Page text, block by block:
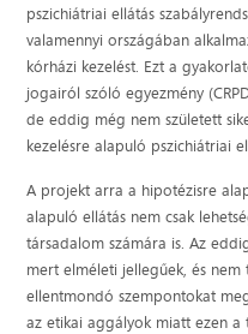
pszichiátriai ellátás
valamennyi országában
kórházi kezelést. Ezt a
jogairól szóló egyezmény
de eddig még nem született
kezelésre alapuló pszichiátriai
A projekt arra a hipotézisre
alapuló ellátás nem csak
társadalom számára is. Az
mert elméleti jellegűek, és
ellentmondó szempontokat
az etikai aggályok miatt ezen